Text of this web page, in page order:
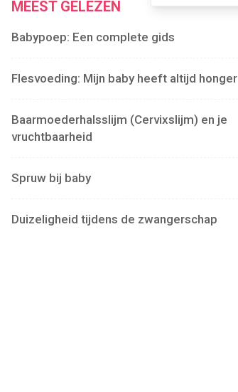
MEEST GELEZEN
Babypoep: Een complete gids
Flesvoeding: Mijn baby heeft altijd honger
Baarmoederhalsslijm (Cervixslijm) en je
vruchtbaarheid
Spruw bij baby
Duizeligheid tijdens de zwangerschap